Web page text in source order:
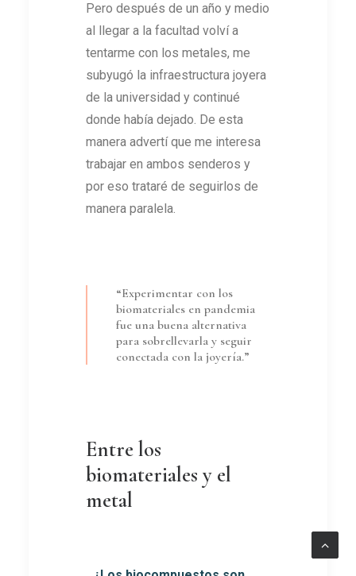
Pero después de un año y medio
al llegar a la facultad volví a
tentarme con los metales, me
subyugó la infraestructura joyera
de la universidad y continué
donde había dejado. De esta
manera advertí que me interesa
trabajar en ambos senderos y
por eso trataré de seguirlos de
manera paralela.
“Experimentar con los
biomateriales en pandemia
fue una buena alternativa
para sobrellevarla y seguir
conectada con la joyería.”
Entre los
biomateriales y el
metal